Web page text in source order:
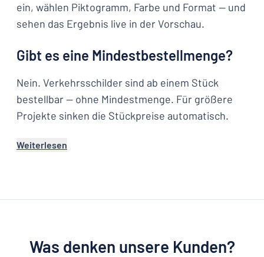
ein, wählen Piktogramm, Farbe und Format — und
sehen das Ergebnis live in der Vorschau.
Gibt es eine Mindestbestellmenge?
Nein. Verkehrsschilder sind ab einem Stück
bestellbar — ohne Mindestmenge. Für größere
Projekte sinken die Stückpreise automatisch.
Weiterlesen
Was denken unsere Kunden?